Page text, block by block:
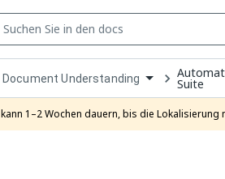
Open
Dropdown
Document Understanding Suite
kann 1–2 Wochen dauern, bis die